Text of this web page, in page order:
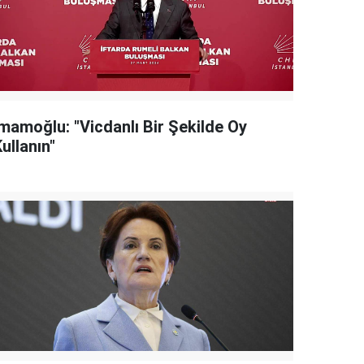
"Vicdanlı Bir Şekilde Oy